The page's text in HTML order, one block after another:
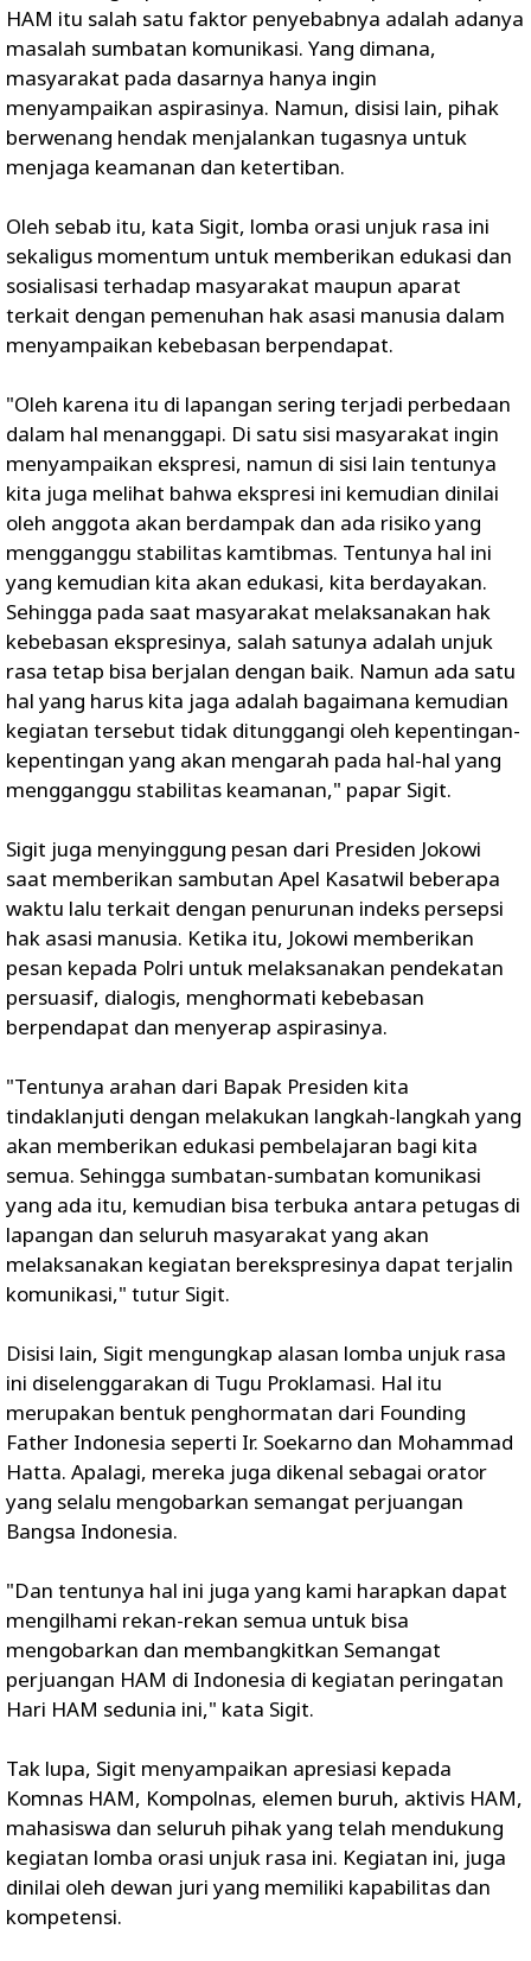
HAM itu salah satu faktor penyebabnya adalah adanya
masalah sumbatan komunikasi. Yang dimana,
masyarakat pada dasarnya hanya ingin
menyampaikan aspirasinya. Namun, disisi lain, pihak
berwenang hendak menjalankan tugasnya untuk
menjaga keamanan dan ketertiban.
Oleh sebab itu, kata Sigit, lomba orasi unjuk rasa ini
sekaligus momentum untuk memberikan edukasi dan
sosialisasi terhadap masyarakat maupun aparat
terkait dengan pemenuhan hak asasi manusia dalam
menyampaikan kebebasan berpendapat.
"Oleh karena itu di lapangan sering terjadi perbedaan
dalam hal menanggapi. Di satu sisi masyarakat ingin
menyampaikan ekspresi, namun di sisi lain tentunya
kita juga melihat bahwa ekspresi ini kemudian dinilai
oleh anggota akan berdampak dan ada risiko yang
mengganggu stabilitas kamtibmas. Tentunya hal ini
yang kemudian kita akan edukasi, kita berdayakan.
Sehingga pada saat masyarakat melaksanakan hak
kebebasan ekspresinya, salah satunya adalah unjuk
rasa tetap bisa berjalan dengan baik. Namun ada satu
hal yang harus kita jaga adalah bagaimana kemudian
kegiatan tersebut tidak ditunggangi oleh kepentingan-
kepentingan yang akan mengarah pada hal-hal yang
mengganggu stabilitas keamanan," papar Sigit.
Sigit juga menyinggung pesan dari Presiden Jokowi
saat memberikan sambutan Apel Kasatwil beberapa
waktu lalu terkait dengan penurunan indeks persepsi
hak asasi manusia. Ketika itu, Jokowi memberikan
pesan kepada Polri untuk melaksanakan pendekatan
persuasif, dialogis, menghormati kebebasan
berpendapat dan menyerap aspirasinya.
"Tentunya arahan dari Bapak Presiden kita
tindaklanjuti dengan melakukan langkah-langkah yang
akan memberikan edukasi pembelajaran bagi kita
semua. Sehingga sumbatan-sumbatan komunikasi
yang ada itu, kemudian bisa terbuka antara petugas di
lapangan dan seluruh masyarakat yang akan
melaksanakan kegiatan berekspresinya dapat terjalin
komunikasi," tutur Sigit.
Disisi lain, Sigit mengungkap alasan lomba unjuk rasa
ini diselenggarakan di Tugu Proklamasi. Hal itu
merupakan bentuk penghormatan dari Founding
Father Indonesia seperti Ir. Soekarno dan Mohammad
Hatta. Apalagi, mereka juga dikenal sebagai orator
yang selalu mengobarkan semangat perjuangan
Bangsa Indonesia.
"Dan tentunya hal ini juga yang kami harapkan dapat
mengilhami rekan-rekan semua untuk bisa
mengobarkan dan membangkitkan Semangat
perjuangan HAM di Indonesia di kegiatan peringatan
Hari HAM sedunia ini," kata Sigit.
Tak lupa, Sigit menyampaikan apresiasi kepada
Komnas HAM, Kompolnas, elemen buruh, aktivis HAM,
mahasiswa dan seluruh pihak yang telah mendukung
kegiatan lomba orasi unjuk rasa ini. Kegiatan ini, juga
dinilai oleh dewan juri yang memiliki kapabilitas dan
kompetensi.